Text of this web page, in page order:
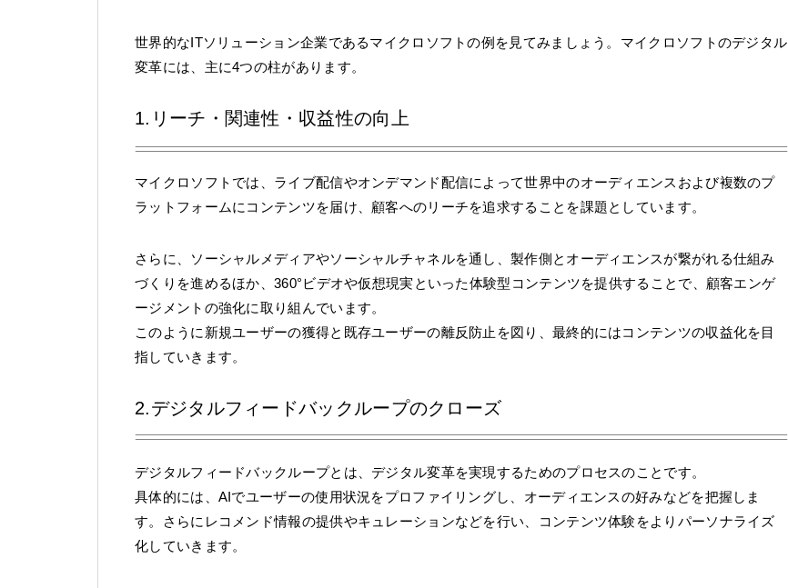
世界的なITソリューション企業であるマイクロソフトの例を見てみましょう。マイクロソフトのデジタル
変革には、主に4つの柱があります。
1.リーチ・関連性・収益性の向上
マイクロソフトでは、ライブ配信やオンデマンド配信によって世界中のオーディエンスおよび複数のプ
ラットフォームにコンテンツを届け、顧客へのリーチを追求することを課題としています。
さらに、ソーシャルメディアやソーシャルチャネルを通し、製作側とオーディエンスが繋がれる仕組み
づくりを進めるほか、360°ビデオや仮想現実といった体験型コンテンツを提供することで、顧客エンゲ
ージメントの強化に取り組んでいます。
このように新規ユーザーの獲得と既存ユーザーの離反防止を図り、最終的にはコンテンツの収益化を目
指していきます。
2.デジタルフィードバックループのクローズ
デジタルフィードバックループとは、デジタル変革を実現するためのプロセスのことです。
具体的には、AIでユーザーの使用状況をプロファイリングし、オーディエンスの好みなどを把握しま
す。さらにレコメンド情報の提供やキュレーションなどを行い、コンテンツ体験をよりパーソナライズ
化していきます。